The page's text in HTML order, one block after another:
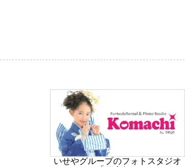
いせやグループのフォトスタジオ